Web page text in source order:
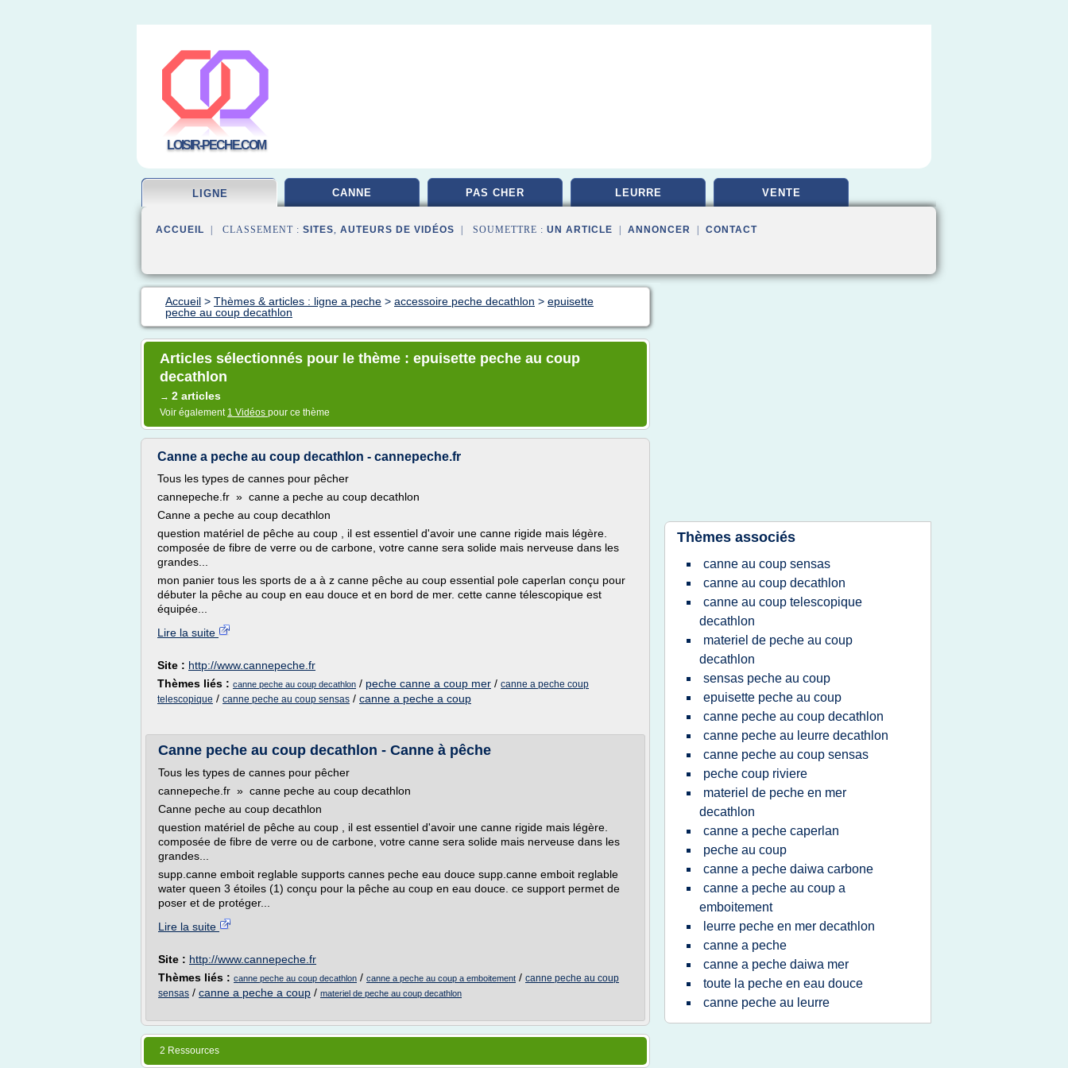
LOISIR-PECHE.COM
LIGNE CANNE PAS CHER LEURRE VENTE
ACCUEIL | CLASSEMENT : SITES, AUTEURS DE VIDÉOS | SOUMETTRE : UN ARTICLE ANNONCER CONTACT
Accueil > Thèmes & articles : ligne a peche > accessoire peche decathlon > epuisette
peche au coup decathlon
Articles sélectionnés pour le thème : epuisette peche au coup
decathlon
→ 2 articles
Voir également 1 Vidéos pour ce thème
Canne a peche au coup decathlon - cannepeche.fr
Tous les types de cannes pour pêcher
cannepeche.fr » canne a peche au coup decathlon
Canne a peche au coup decathlon
question matériel de pêche au coup , il est essentiel d'avoir une canne rigide mais légère.
composée de fibre de verre ou de carbone, votre canne sera solide mais nerveuse dans les
grandes...
mon panier tous les sports de a à z canne pêche au coup essential pole caperlan conçu pour
débuter la pêche au coup en eau douce et en bord de mer. cette canne télescopique est
équipée...
Lire la suite
Site : http://www.cannepeche.fr
Thèmes liés : canne peche au coup decathlon / peche canne a coup mer / canne a peche coup
telescopique / canne peche au coup sensas / canne a peche a coup
Canne peche au coup decathlon - Canne à pêche
Tous les types de cannes pour pêcher
cannepeche.fr » canne peche au coup decathlon
Canne peche au coup decathlon
question matériel de pêche au coup , il est essentiel d'avoir une canne rigide mais légère.
composée de fibre de verre ou de carbone, votre canne sera solide mais nerveuse dans les
grandes...
supp.canne emboit reglable supports cannes peche eau douce supp.canne emboit reglable
water queen 3 étoiles (1) conçu pour la pêche au coup en eau douce. ce support permet de
poser et de protéger...
Lire la suite
Site : http://www.cannepeche.fr
Thèmes liés : canne peche au coup decathlon / canne a peche au coup a emboitement / canne peche au coup
sensas / canne a peche a coup / materiel de peche au coup decathlon
2 Ressources
Thèmes associés
canne au coup sensas
canne au coup decathlon
canne au coup telescopique
decathlon
materiel de peche au coup
decathlon
sensas peche au coup
epuisette peche au coup
canne peche au coup decathlon
canne peche au leurre decathlon
canne peche au coup sensas
peche coup riviere
materiel de peche en mer
decathlon
canne a peche caperlan
peche au coup
canne a peche daiwa carbone
canne a peche au coup a
emboitement
leurre peche en mer decathlon
canne a peche
canne a peche daiwa mer
toute la peche en eau douce
canne peche au leurre